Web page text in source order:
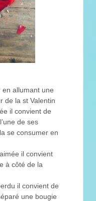
allumant une
de la st Valentin
il convient de
de ses
se consumer en
il convient
à côté de la
il convient de
une bougie